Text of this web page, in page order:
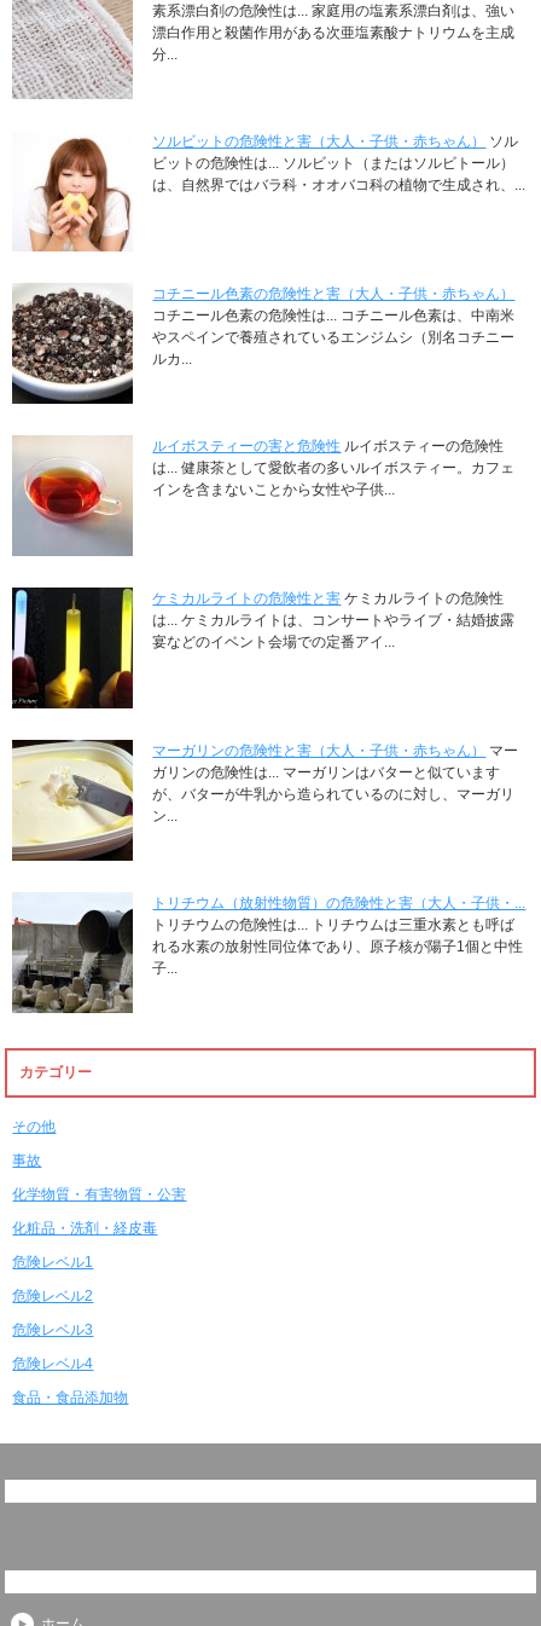
素系漂白剤の危険性は... 家庭用の塩素系漂白剤は、強い
漂白作用と殺菌作用がある次亜塩素酸ナトリウムを主成
分...
ソルビットの危険性と害（大人・子供・赤ちゃん）
ソル
ビットの危険性は... ソルビット（またはソルビトール）
は、自然界ではバラ科・オオバコ科の植物で生成され、...
コチニール色素の危険性と害（大人・子供・赤ちゃん）
コチニール色素の危険性は... コチニール色素は、中南米
やスペインで養殖されているエンジムシ（別名コチニー
ルカ...
ルイボスティーの害と危険性 ルイボスティーの危険性
は... 健康茶として愛飲者の多いルイボスティー。カフェ
インを含まないことから女性や子供...
ケミカルライトの危険性と害 ケミカルライトの危険性
は... ケミカルライトは、コンサートやライブ・結婚披露
宴などのイベント会場での定番アイ...
マーガリンの危険性と害（大人・子供・赤ちゃん）
マー
ガリンの危険性は... マーガリンはバターと似ています
が、バターが牛乳から造られているのに対し、マーガリ
ン...
トリチウム（放射性物質）の危険性と害（大人・子供・...
トリチウムの危険性は... トリチウムは三重水素とも呼ば
れる水素の放射性同位体であり、原子核が陽子1個と中性
子...
カテゴリー
その他
事故
化学物質・有害物質・公害
化粧品・洗剤・経皮毒
危険レベル1
危険レベル2
危険レベル3
危険レベル4
食品・食品添加物